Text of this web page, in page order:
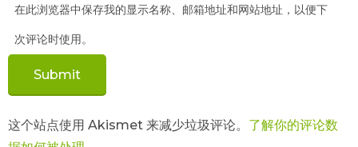
在此浏览器中保存我的显示名称、邮箱地址和网站地址，以便下
次评论时使用。
这个站点使用 Akismet 来减少垃圾评论。 了解你的评论数